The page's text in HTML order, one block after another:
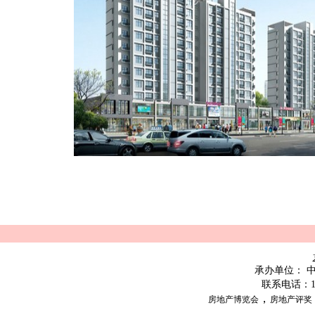
承办单位：
联系电话：
房地产博览会 ， 房地产评奖